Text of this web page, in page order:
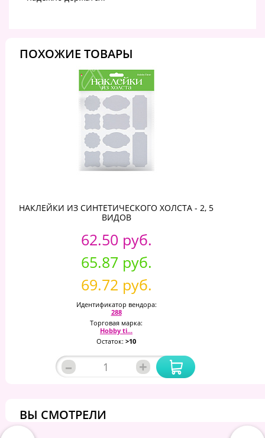
ПОХОЖИЕ ТОВАРЫ
НАКЛЕЙКИ ИЗ СИНТЕТИЧЕСКОГО ХОЛСТА - 2, 5
ВИДОВ
62.50 руб.
65.87 руб.
69.72 руб.
Идентификатор вендора:
288
Торговая марка:
Hobby ti...
Остаток: >10
– +
ВЫ СМОТРЕЛИ